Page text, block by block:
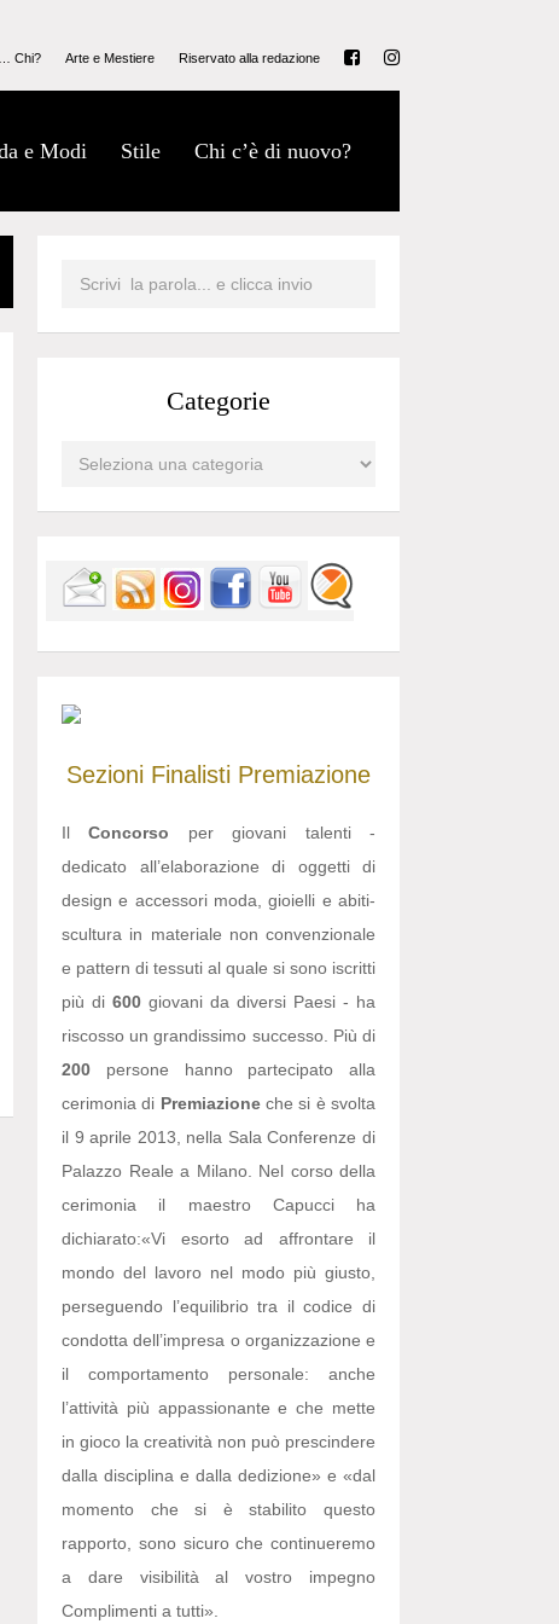
Chi? Arte e Mestiere Riservato alla redazione
e Modi Stile Chi c’è di nuovo?
Categorie
Sezioni Finalisti Premiazione
IlConcorso per giovani talenti -
dedicato all’elaborazione di oggetti di
design e accessori moda, gioielli e abiti-
scultura in materiale non convenzionale
e pattern di tessuti al quale si sono iscritti
più di 600 giovani da diversi Paesi - ha
riscosso un grandissimo successo. Più di
200 persone hanno partecipato alla
cerimonia di Premiazioneche si è svolta
il 9 aprile 2013, nella Sala Conferenze di
Palazzo Reale a Milano. Nel corso della
cerimonia il maestro Capucci ha
dichiarato:«Vi esorto ad affrontare il
mondo del lavoro nel modo più giusto,
perseguendo l’equilibrio tra il codice di
condotta dell’impresa o organizzazione e
il comportamento personale: anche
l’attività più appassionante e che mette
in gioco la creatività non può prescindere
dalla disciplina e dalla dedizione» e «dal
momento che si è stabilito questo
rapporto, sono sicuro che continueremo
a dare visibilità al vostro impegno
Complimenti a tutti».